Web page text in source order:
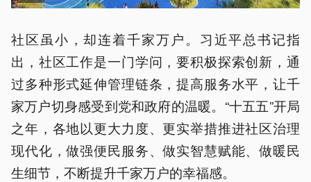
社区虽小，却连着千家万户。习近平总书记指
出，社区工作是一门学问，要积极探索创新，通
过多种形式延伸管理链条，提高服务水平，让千
家万户切身感受到党和政府的温暖。“十五五”开局
之年，各地以更大力度、更实举措推进社区治理
现代化，做强便民服务、做实智慧赋能、做暖民
生细节，不断提升千家万户的幸福感。